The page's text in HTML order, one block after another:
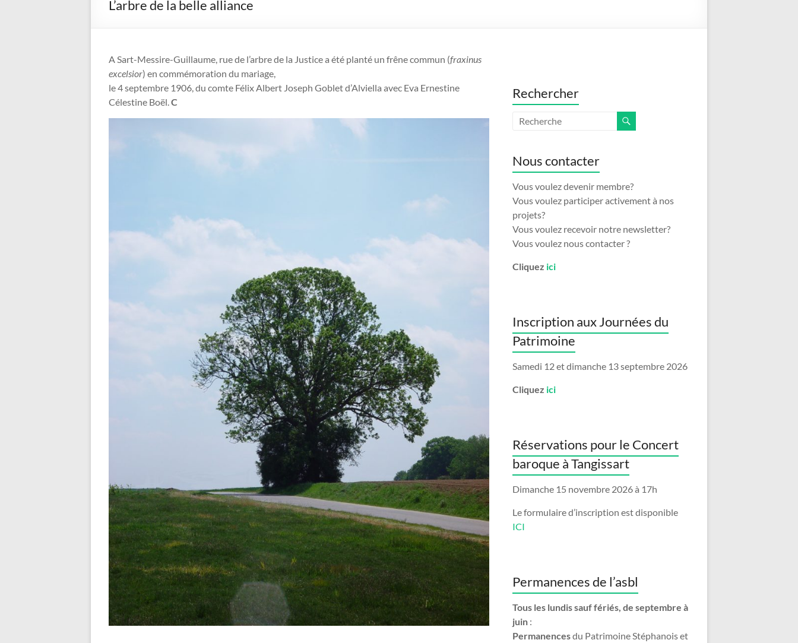
L’arbre de la belle alliance
A Sart-Messire-Guillaume, rue de l’arbre de la Justice a été planté un frêne commun (fraxinus
excelsior) en commémoration du mariage,
le 4 septembre 1906, du comte Félix Albert Joseph Goblet d’Alviella avec Eva Ernestine
Célestine Boël. C
Rechercher
Nous contacter
Vous voulez devenir membre?
Vous voulez participer activement à nos
projets?
Vous voulez recevoir notre newsletter?
Vous voulez nous contacter ?
Cliquez ici
Inscription aux Journées du
Patrimoine
Samedi 12 et dimanche 13 septembre 2026
Cliquez ici
Réservations pour le Concert
baroque à Tangissart
Dimanche 15 novembre 2026 à 17h
Le formulaire d’inscription est disponible
ICI
Permanences de l’asbl
Tous les lundis sauf fériés, de septembre à
juin:
Permanencesdu Patrimoine Stéphanois et